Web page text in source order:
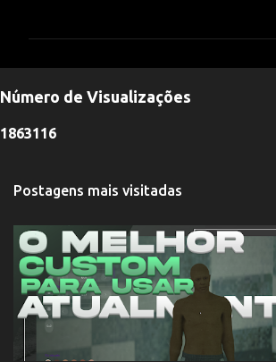
t
á
s
Número de Visualizações
1863116
Postagens mais visitadas